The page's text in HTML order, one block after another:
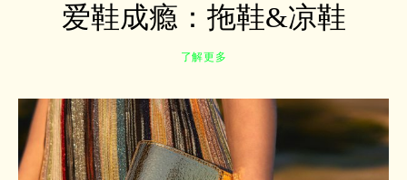
爱鞋成瘾：拖鞋&凉鞋
了解更多